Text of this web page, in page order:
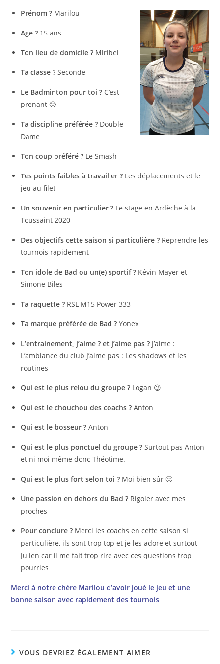
Prénom ? Marilou
Age ? 15 ans
Ton lieu de domicile ? Miribel
Ta classe ? Seconde
Le Badminton pour toi ? C’est
prenant 🙂
Ta discipline préférée ? Double
Dame
Ton coup préféré ? Le Smash
Tes points faibles à travailler ? Les déplacements et le
jeu au filet
Un souvenir en particulier ? Le stage en Ardèche à la
Toussaint 2020
Des objectifs cette saison si particulière ? Reprendre les
tournois rapidement
Ton idole de Bad ou un(e) sportif ? Kévin Mayer et
Simone Biles
Ta raquette ? RSL M15 Power 333
Ta marque préférée de Bad ? Yonex
L’entrainement, j’aime ? et j’aime pas ? J’aime :
L’ambiance du club J’aime pas : Les shadows et les
routines
Qui est le plus relou du groupe ? Logan 😉
Qui est le chouchou des coachs ? Anton
Qui est le bosseur ? Anton
Qui est le plus ponctuel du groupe ? Surtout pas Anton
et ni moi même donc Théotime.
Qui est le plus fort selon toi ? Moi bien sûr 🙂
Une passion en dehors du Bad ? Rigoler avec mes
proches
Pour conclure ? Merci les coachs en cette saison si
particulière, ils sont trop top et je les adore et surtout
Julien car il me fait trop rire avec ces questions trop
pourries
Merci à notre chère Marilou d’avoir joué le jeu et une
bonne saison avec rapidement des tournois
VOUS DEVRIEZ ÉGALEMENT AIMER